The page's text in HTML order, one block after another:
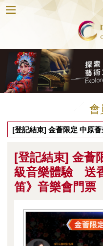
會
[登記結束] 金薈限定 中原
[登記結束] 金薈
級音樂體驗 送
笛》音樂會門票